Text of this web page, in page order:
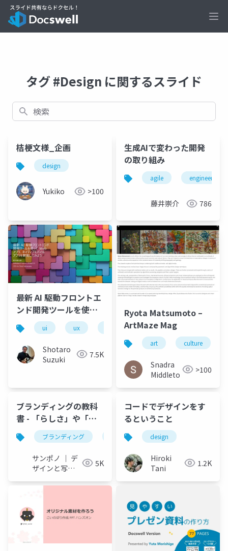
タグ #Design に関するスライド
検索
桔梗文様_企画
design
Yukiko >100
生成AIで変わった開発
の取り組み
agile engineer
藤井崇介 786
最新 AI 駆動フロントエ
ンド開発ツールを使っ
て Web アプリ、ネイテ
ィブモバイルアプリを
開発してみよう
ui ux web
Shotaro
Suzuki
7.5K
Ryota Matsumoto –
ArtMaze Mag
art culture
Snadra
Middleto
>100
ブランディングの教科
書 - 「らしさ」や「差
別化」の先へ。-公開用
ブランディング デザイン マーケティング
サンポノ ｜ デ
ザインと写真
5K
コードでデザインをす
るということ
design
Hiroki
Tani
1.2K